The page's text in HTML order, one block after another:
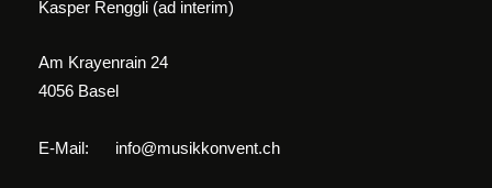
Kasper Renggli (ad interim)
Am Krayenrain 24
4056 Basel
E-Mail: info@musikkonvent.ch